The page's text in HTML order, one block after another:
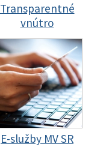
Transparentné
vnútro
E-služby MV SR